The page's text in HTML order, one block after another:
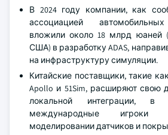
В 2024 году компании, как
ассоциацией
вложили около 18 млрд юаней
США) в разработку ADAS,
на инфраструктуру симуляции.
Китайские поставщики, такие
Apollo и 51Sim, расширяют свою
локальной интеграции,
международные игроки
моделировании датчиков и